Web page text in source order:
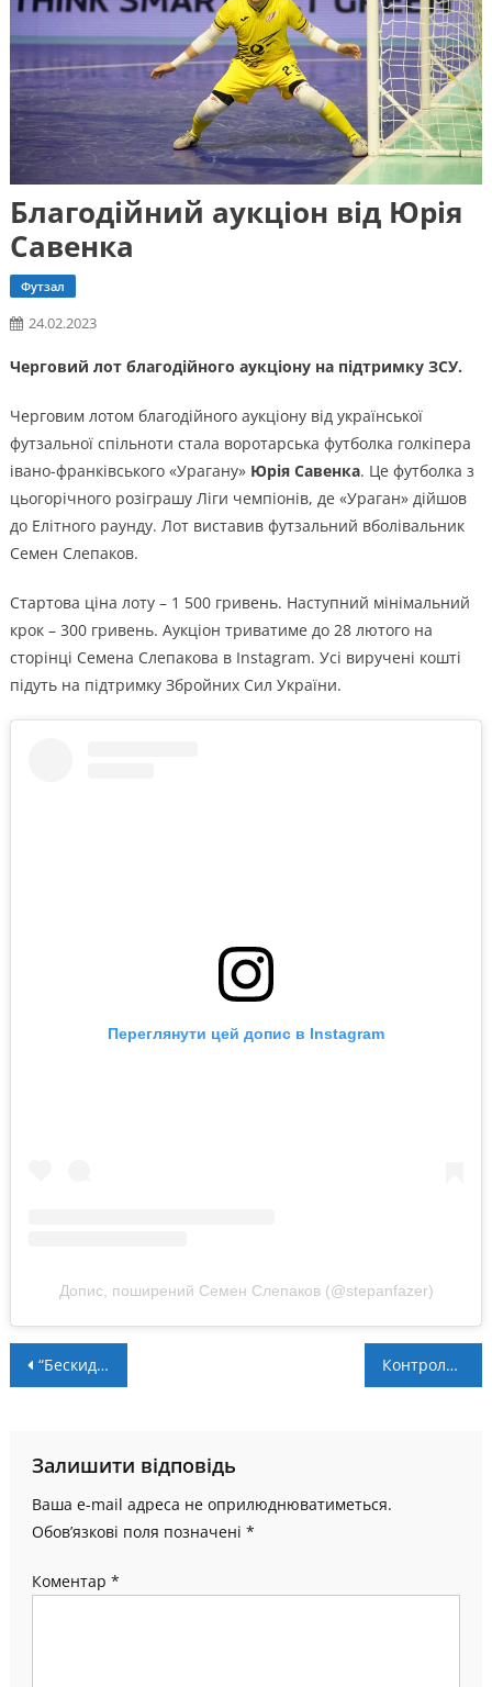
Благодійний аукціон від Юрія
Савенка
Футзал
24.02.2023
Черговий лот благодійного аукціону на підтримку ЗСУ.
Черговим лотом благодійного аукціону від української
футзальної спільноти стала воротарська футболка голкіпера
івано-франківського «Урагану» Юрія Савенка. Це футболка з
цьогорічного розіграшу Ліги чемпіонів, де «Ураган» дійшов
до Елітного раунду. Лот виставив футзальний вболівальник
Семен Слепаков.
Стартова ціна лоту – 1 500 гривень. Наступний мінімальний
крок – 300 гривень. Аукціон триватиме до 28 лютого на
сторінці Семена Слепакова в Instagram. Усі виручені кошті
підуть на підтримку Збройних Сил України.
Переглянути цей допис в Instagram
Допис, поширений Семен Слепаков (@stepanfazer)
Навігація
“Бескид” Надвірна – чемпіон Надвірнянщини з міні-футболу Контрольний матч. ЛНЗ – Прикарпаття – 3:1
Залишити відповідь
Ваша e-mail адреса не оприлюднюватиметься.
Обов’язкові поля позначені *
Коментар *